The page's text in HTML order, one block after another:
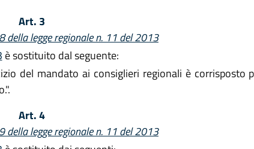
Art. 3
della legge regionale n. 11 del 2013
è sostituito dal seguente:
del mandato ai consiglieri regionali è corrisposto
Art. 4
della legge regionale n. 11 del 2013